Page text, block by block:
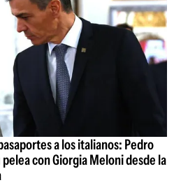
a los italianos: Pedro
con Giorgia Meloni desde la